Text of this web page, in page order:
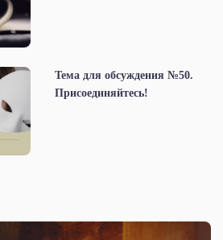
Тема для обсуждения №50.
Присоединяйтесь!